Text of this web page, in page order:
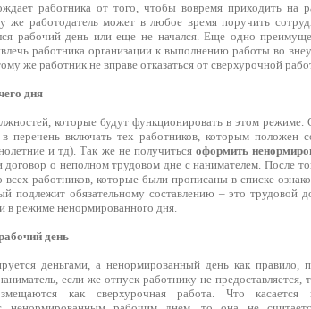
работника от того, чтобы вовремя приходить на
же работодатель может в любое время поручить
рабочий день или еще не начался. Еще одно
работника организации к выполнению работы во
же работник не вправе отказаться от сверхурочной
дня
которые будут функционировать в этом режиме.
перечень включать тех работников, которым положен
и тд). Так же не получиться оформить
о неполном трудовом дне с нанимателем. После
работников, которые были прописаны в списке
подлежит обязательному составлению – это трудовой
в режиме ненормированного дня.
день
деньгами, а ненормированный день как правило,
если же отпуск работнику не
как сверхурочная работа. Что касается